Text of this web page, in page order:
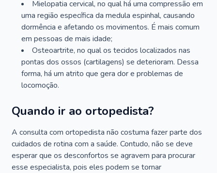
Mielopatia cervical, no qual há uma compressão em
uma região específica da medula espinhal, causando
dormência e afetando os movimentos. É mais comum
em pessoas de mais idade;
Osteoartrite, no qual os tecidos localizados nas
pontas dos ossos (cartilagens) se deterioram. Dessa
forma, há um atrito que gera dor e problemas de
locomoção.
Quando ir ao ortopedista?
A consulta com ortopedista não costuma fazer parte dos
cuidados de rotina com a saúde. Contudo, não se deve
esperar que os desconfortos se agravem para procurar
esse especialista, pois eles podem se tornar